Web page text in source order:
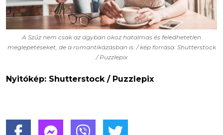
A Szűz nem csak az ágyban okoz hatalmas és feledhetetlen
meglepetéseket, de a romantikázásban is. / kép forrása: Shutterstock
/ Puzzlepix
Nyitókép: Shutterstock / Puzzlepix